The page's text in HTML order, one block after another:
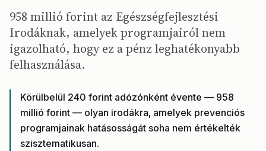
958 millió forint az Egészségfejlesztési
Irodáknak, amelyek programjairól nem
igazolható, hogy ez a pénz leghatékonyabb
felhasználása.
Körülbelül 240 forint adózónként évente — 958
millió forint — olyan irodákra, amelyek prevenciós
programjainak hatásosságát soha nem értékelték
szisztematikusan.